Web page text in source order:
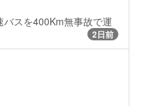
スを400Km無事故で運
2日前